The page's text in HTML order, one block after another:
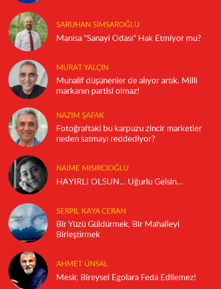
SARUHAN SIMSAROĞLU
Manisa "Sanayi Odası" Hak Etmiyor mu?
MURAT YALÇIN
Muhalif düşünenler de alıyor artık. Milli
markanın partisi olmaz!
NAZIM ŞAFAK
Fotoğraftaki bu karpuzu zincir marketler
neden satmayı reddediyor?
NAIME MISIRCIOĞLU
HAYIRLI OLSUN… Uğurlu Gelsin…
SERPIL KAYA CERAN
Bir Yüzü Güldürmek, Bir Mahalleyi
Birleştirmek
AHMET ÜNSAL
Mesir, Bireysel Egolara Feda Edilemez!